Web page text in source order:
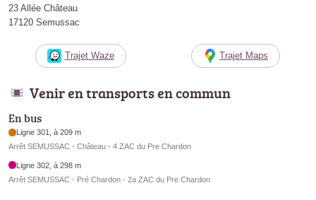
23 Allée Château
17120 Semussac
Trajet Waze Trajet Maps
Venir en transports en commun
En bus
Ligne 301, à 209 m
Arrêt SEMUSSAC - Château - 4 ZAC du Pre Chardon
Ligne 302, à 298 m
Arrêt SEMUSSAC - Pré Chardon - 2a ZAC du Pre Chardon